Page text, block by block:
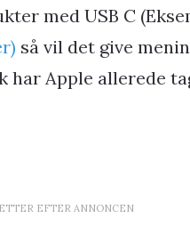
med USB C
så vil det give
har Apple allerede
EFTER ANNONCEN